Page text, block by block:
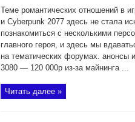
Теме романтических отношений в
и Cyberpunk 2077 здесь не стала
познакомиться с несколькими
главного героя, и здесь мы
на тематических форумах. анонсы
3080 — 120 000р из-за майнинга ...
Читать далее »